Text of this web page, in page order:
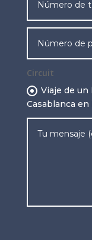
Circuit
Viaje de un
Casablanca